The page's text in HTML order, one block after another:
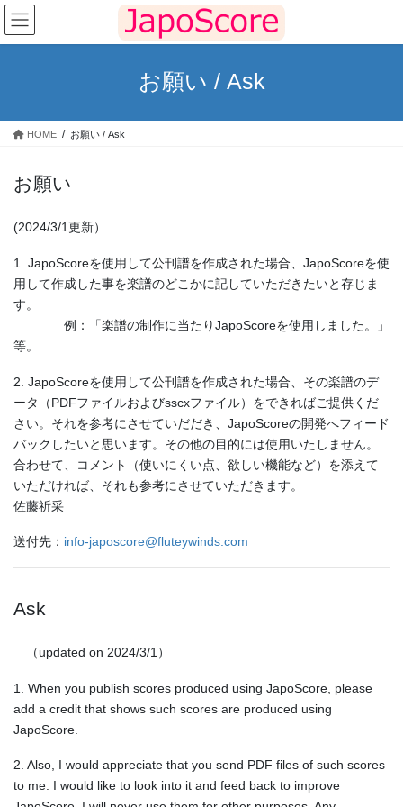
コ
ン
テ
ス
ナ
ビ
ゲ
ン
お願い / Ask
HOME お願い / Ask
お願い
(2024/3/1更新）
1. JapoScoreを使用して公刊譜を作成された場合、JapoScoreを使
用して作成した事を楽譜のどこかに記していただきたいと存じま
す。
例：「楽譜の制作に当たりJapoScoreを使用しました。」
等。
2. JapoScoreを使用して公刊譜を作成された場合、その楽譜のデ
ータ（PDFファイルおよびsscxファイル）をできればご提供くだ
さい。それを参考にさせていだだき、JapoScoreの開発へフィード
バックしたいと思います。その他の目的には使用いたしません。
合わせて、コメント（使いにくい点、欲しい機能など）を添えて
いただければ、それも参考にさせていただきます。
佐藤祈采
送付先： info-japoscore@fluteywinds.com
Ask
（updated on 2024/3/1）
1. When you publish scores produced using JapoScore, please
add a credit that shows such scores are produced using
JapoScore.
2. Also, I would appreciate that you send PDF files of such scores
to me. I would like to look into it and feed back to improve